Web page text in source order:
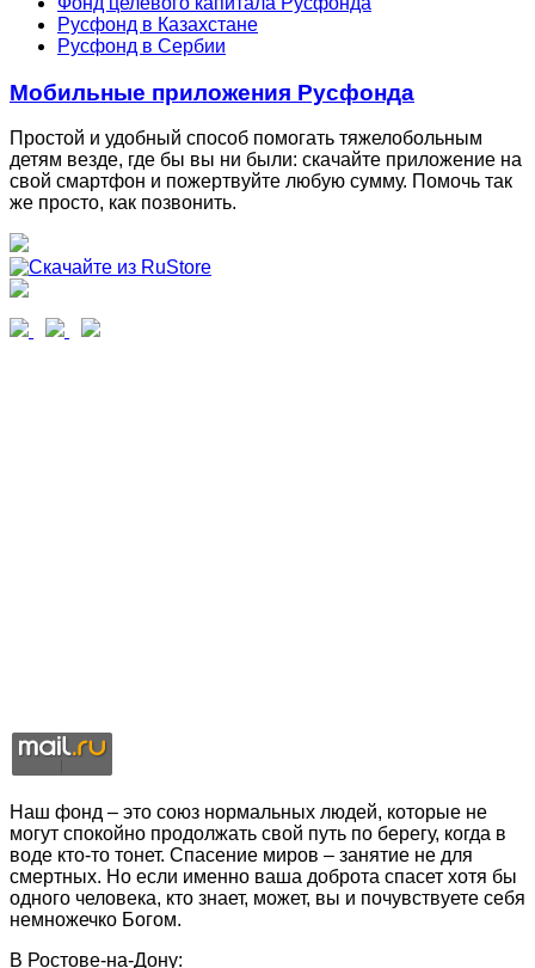
Русфонд в Казахстане
Русфонд в Сербии
Мобильные приложения Русфонда
Простой и удобный способ помогать тяжелобольным
детям везде, где бы вы ни были: скачайте приложение на
свой смартфон и пожертвуйте любую сумму. Помочь так
же просто, как позвонить.
Наш фонд – это союз нормальных людей, которые не
могут спокойно продолжать свой путь по берегу, когда в
воде кто-то тонет. Спасение миров – занятие не для
смертных. Но если именно ваша доброта спасет хотя бы
одного человека, кто знает, может, вы и почувствуете себя
немножечко Богом.
В Ростове-на-Дону: